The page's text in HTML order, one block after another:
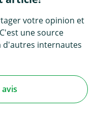
votre opinion et
une source
internautes